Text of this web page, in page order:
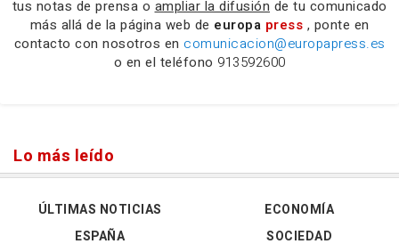
tus notas de prensa o ampliar la difusión de tu comunicado
más allá de la página web de europa press , ponte en
contacto con nosotros en comunicacion@europapress.es
o en el teléfono 913592600
Lo más leído
ÚLTIMAS NOTICIAS
ESPAÑA
ECONOMÍA
SOCIEDAD